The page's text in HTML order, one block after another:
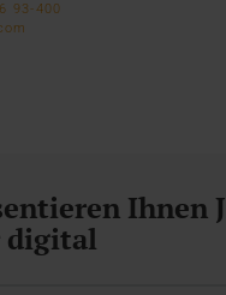
93-400
Ihnen
digital